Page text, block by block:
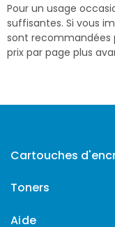
Pour un usage
suffisantes. Si vous
sont recommandées
prix par page plus
Cartouches
Toners
Aide